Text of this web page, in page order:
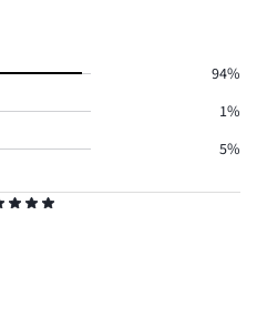
94%
1%
5%